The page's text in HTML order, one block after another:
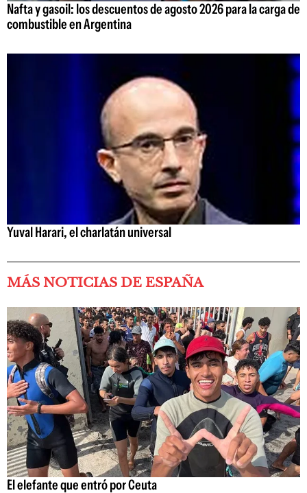
Nafta y gasoil: los descuentos de agosto 2026 para la carga de
combustible en Argentina
Yuval Harari, el charlatán universal
MÁS NOTICIAS DE ESPAÑA
El elefante que entró por Ceuta